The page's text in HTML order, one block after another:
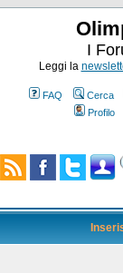
I
Leggi la
FAQ Cerca
Profilo